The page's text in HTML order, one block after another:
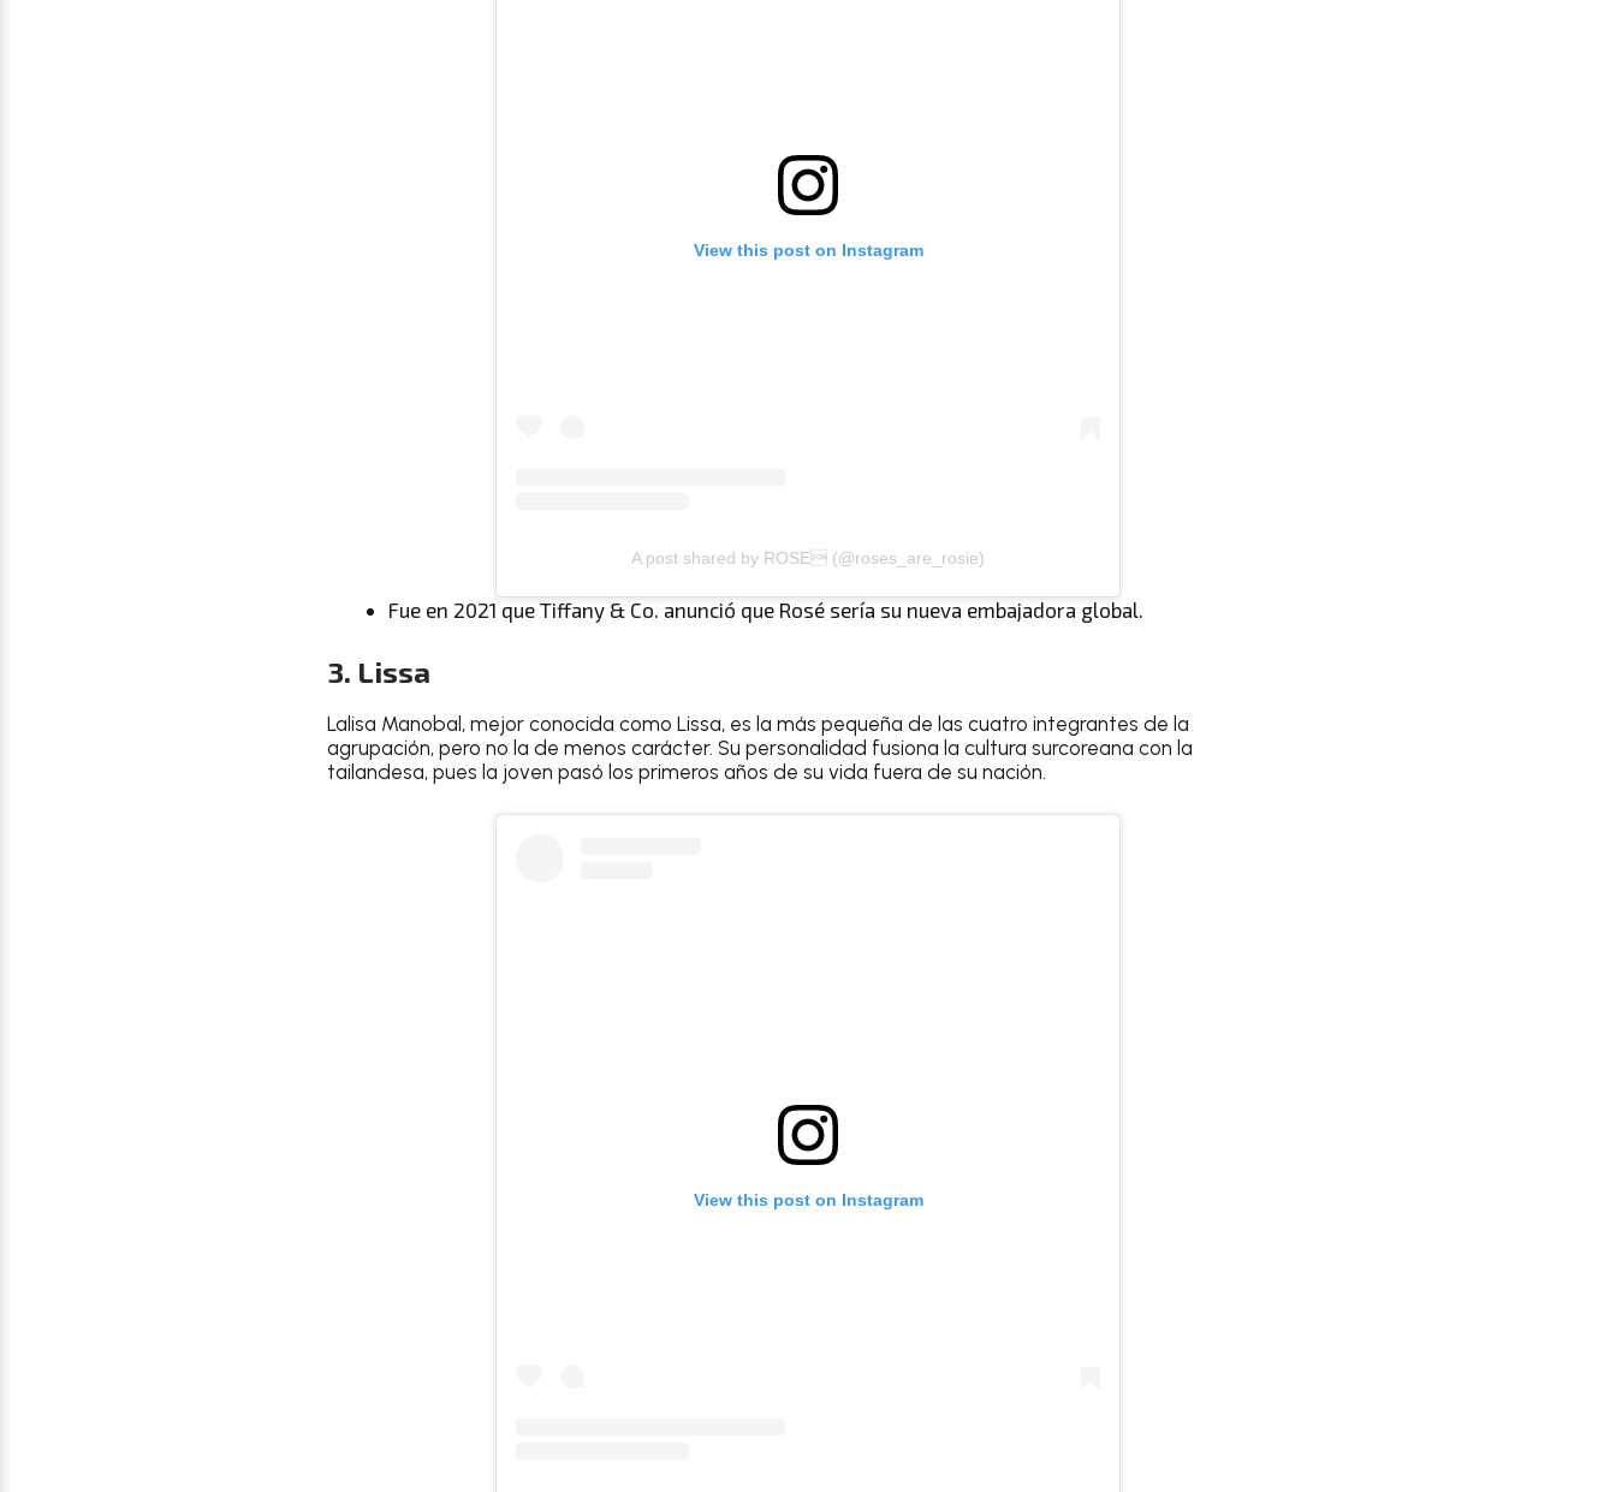
View this post on Instagram
A post shared by ROSE (@roses_are_rosie)
Fue en 2021 que Tiffany & Co. anunció que Rosé sería su nueva embajadora global.
3. Lissa
Lalisa Manobal, mejor conocida como Lissa, es la más pequeña de las cuatro integrantes de la
agrupación, pero no la de menos carácter. Su personalidad fusiona la cultura surcoreana con la
tailandesa, pues la joven pasó los primeros años de su vida fuera de su nación.
View this post on Instagram